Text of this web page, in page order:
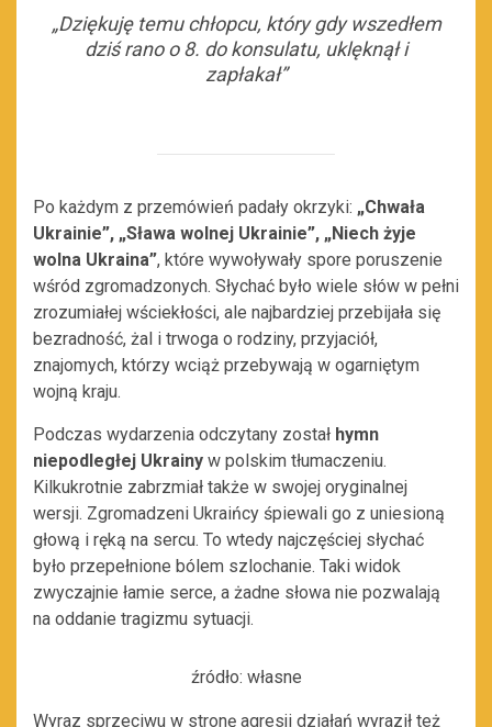
„Dziękuję temu chłopcu, który gdy wszedłem
dziś rano o 8. do konsulatu, uklęknął i
zapłakał”
Po każdym z przemówień padały okrzyki: „Chwała
Ukrainie”, „Sława wolnej Ukrainie”, „Niech żyje
wolna Ukraina”, które wywoływały spore poruszenie
wśród zgromadzonych. Słychać było wiele słów w pełni
zrozumiałej wściekłości, ale najbardziej przebijała się
bezradność, żal i trwoga o rodziny, przyjaciół,
znajomych, którzy wciąż przebywają w ogarniętym
wojną kraju.
Podczas wydarzenia odczytany został hymn
niepodległej Ukrainy w polskim tłumaczeniu.
Kilkukrotnie zabrzmiał także w swojej oryginalnej
wersji. Zgromadzeni Ukraińcy śpiewali go z uniesioną
głową i ręką na sercu. To wtedy najczęściej słychać
było przepełnione bólem szlochanie. Taki widok
zwyczajnie łamie serce, a żadne słowa nie pozwalają
na oddanie tragizmu sytuacji.
źródło: własne
Wyraz sprzeciwu w stronę agresji działań wyraził też